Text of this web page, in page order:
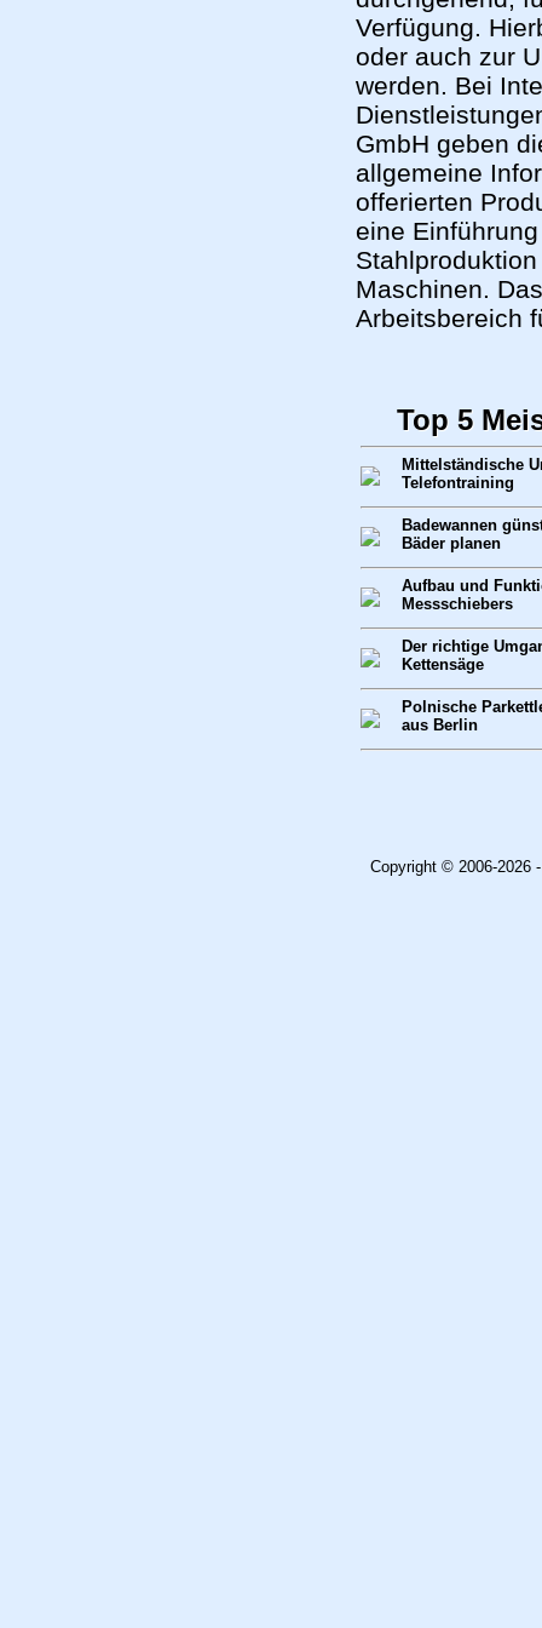
Verfügung.
oder auch zur
werden. Bei
GmbH geben
allgemeine
offerierten
eine
Maschinen.
Arbeitsbereich
Top 5
Mittelständische
Telefontraining
Badewannen
Bäder planen
Aufbau und
Messschiebers
Der richtige
Kettensäge
Polnische
aus Berlin
Copyright © 2006-